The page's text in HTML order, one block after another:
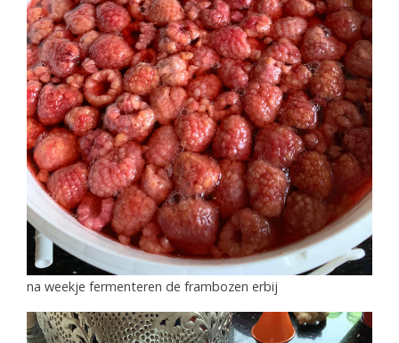
na weekje fermenteren de frambozen erbij